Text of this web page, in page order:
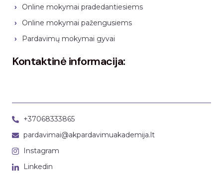
Online mokymai pradedantiesiems
Online mokymai pažengusiems
Pardavimų mokymai gyvai
Kontaktinė informacija:
+37068333865
pardavimai@akpardavimuakademija.lt
Instagram
Linkedin